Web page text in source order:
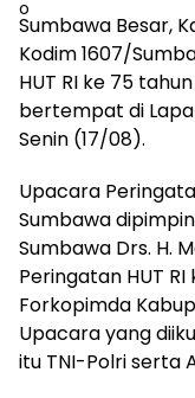
Sumbawa Besar,
Kodim 1607/
HUT RI ke 75
bertempat di
Senin (17/08).
Upacara
Sumbawa
Sumbawa Drs. H.
Peringatan HUT
Forkopimda
Upacara yang
itu TNI-Polri serta